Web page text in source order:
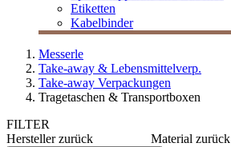
Etiketten
Kabelbinder
Messerle
Take-away & Lebensmittelverp.
Take-away Verpackungen
Tragetaschen & Transportboxen
FILTER
Herstellerzurück
Material zurück